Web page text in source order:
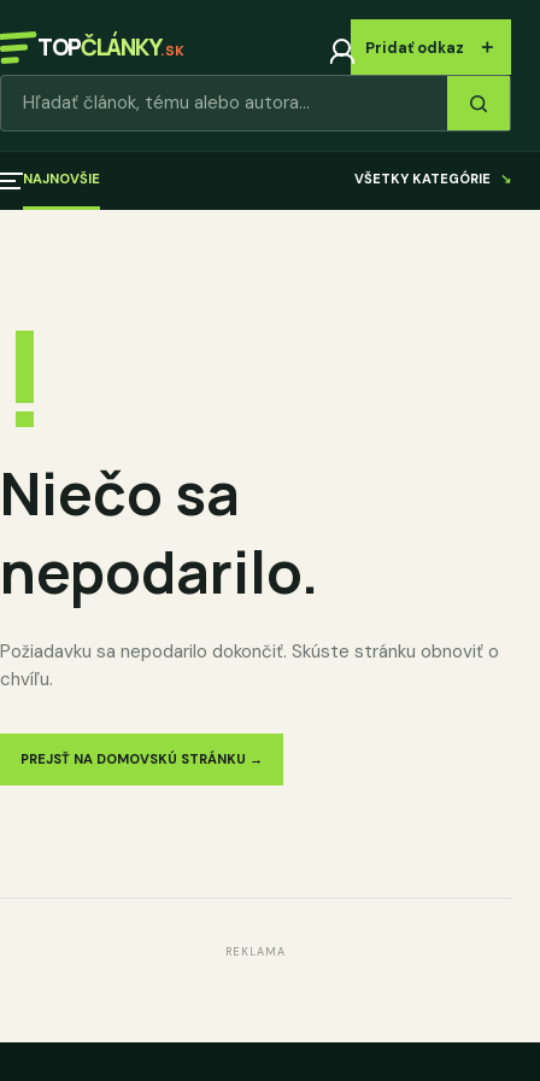
TOPČLÁNKY.SK Pridať odkaz ＋
NAJNOVŠIE VŠETKY KATEGÓRIE ↘
!
Niečo sa
nepodarilo.
Požiadavku sa nepodarilo dokončiť. Skúste stránku obnoviť o
chvíľu.
PREJSŤ NA DOMOVSKÚ STRÁNKU →
REKLAMA